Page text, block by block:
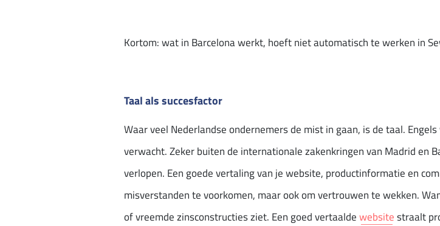
Kortom: wat in Barcelona werkt, hoeft niet automatisch te werken in
Taal als succesfactor
Waar veel Nederlandse ondernemers de mist in gaan, is de taal.
verwacht. Zeker buiten de internationale zakenkringen van Madrid en
verlopen. Een goede vertaling van je website, productinformatie en
misverstanden te voorkomen, maar ook om vertrouwen te wekken.
of vreemde zinsconstructies ziet. Een goed vertaaldewebsitestraalt